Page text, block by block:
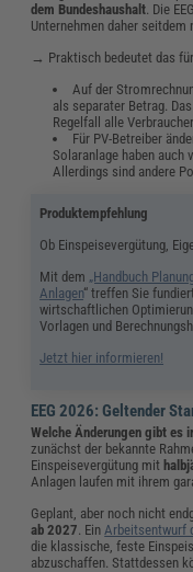
dem Bundeshaushalt. Die
Unternehmen daher
→ Praktisch bedeutet das
Auf der
als separater Betrag.
Regelfall alle
Für PV-Betreiber
Solaranlage haben auch
Allerdings sind andere
Produktempfehlung
Ob Einspeisevergütung,
Mit dem „Handbuch
Anlagen“ treffen Sie
wirtschaftlichen
Vorlagen und
Jetzt hier informieren!
EEG 2026: Geltender
Welche Änderungen gibt es
zunächst der bekannte
Einspeisevergütung mit
Anlagen laufen mit ihrem
Geplant, aber noch nicht
ab 2027 . Ein Arbeitsentwurf
die klassische, feste
abzuschaffen. Stattdessen